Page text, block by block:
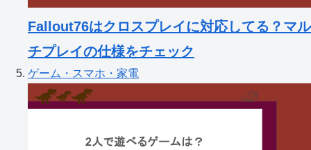
Fallout76はクロスプレイに対応してる？マル
チプレイの仕様をチェック
ゲーム・スマホ・家電